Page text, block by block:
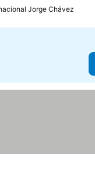
Jorge Chávez